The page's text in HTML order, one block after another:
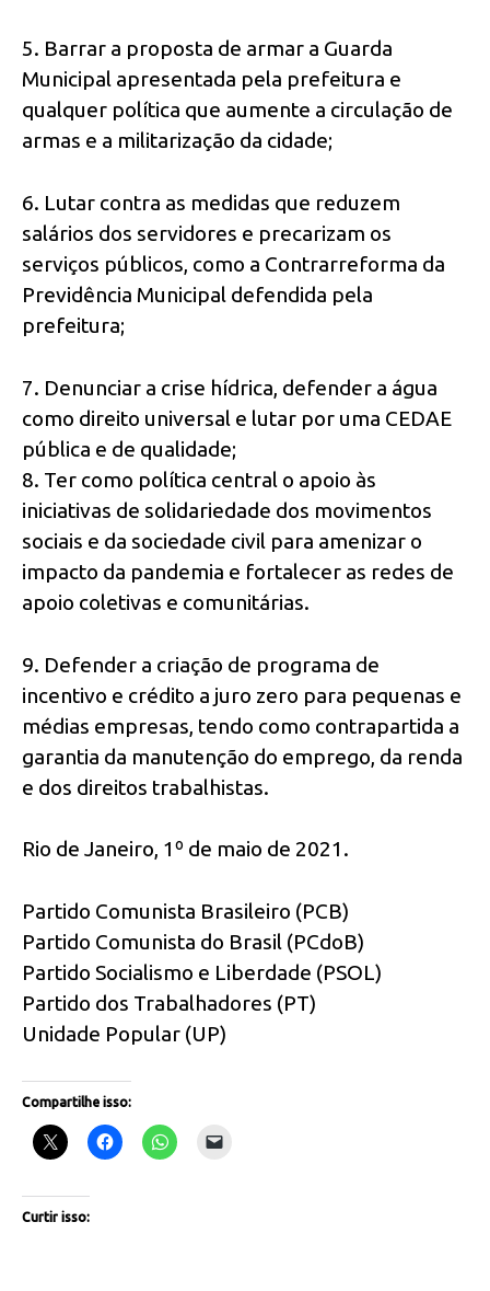
5. Barrar a proposta de armar a Guarda
Municipal apresentada pela prefeitura e
qualquer política que aumente a circulação de
armas e a militarização da cidade;
6. Lutar contra as medidas que reduzem
salários dos servidores e precarizam os
serviços públicos, como a Contrarreforma da
Previdência Municipal defendida pela
prefeitura;
7. Denunciar a crise hídrica, defender a água
como direito universal e lutar por uma CEDAE
pública e de qualidade;
8. Ter como política central o apoio às
iniciativas de solidariedade dos movimentos
sociais e da sociedade civil para amenizar o
impacto da pandemia e fortalecer as redes de
apoio coletivas e comunitárias.
9. Defender a criação de programa de
incentivo e crédito a juro zero para pequenas e
médias empresas, tendo como contrapartida a
garantia da manutenção do emprego, da renda
e dos direitos trabalhistas.
Rio de Janeiro, 1º de maio de 2021.
Partido Comunista Brasileiro (PCB)
Partido Comunista do Brasil (PCdoB)
Partido Socialismo e Liberdade (PSOL)
Partido dos Trabalhadores (PT)
Unidade Popular (UP)
Compartilhe isso:
Curtir isso: